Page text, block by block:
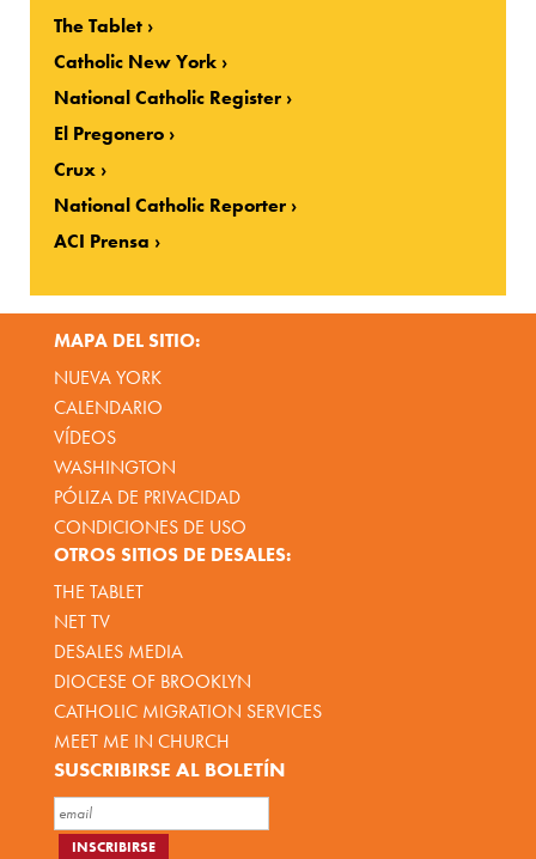
The Tablet
Catholic New York
National Catholic Register
El Pregonero
Crux
National Catholic Reporter
ACI Prensa
MAPA DEL SITIO:
NUEVA YORK
CALENDARIO
VÍDEOS
WASHINGTON
PÓLIZA DE PRIVACIDAD
CONDICIONES DE USO
OTROS SITIOS DE DESALES:
THE TABLET
NET TV
DESALES MEDIA
DIOCESE OF BROOKLYN
CATHOLIC MIGRATION SERVICES
MEET ME IN CHURCH
SUSCRIBIRSE AL BOLETÍN